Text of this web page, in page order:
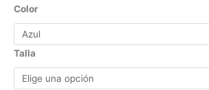
Color
Talla